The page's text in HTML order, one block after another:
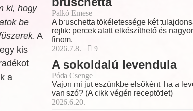
ki, hogy
be
A
kis
a
Palkó Emese
A bruschetta tökéletessége két
rejlik: percek alatt elkészíthető és
finom.
2026.7.8.
9
A sokoldalú levendula
Póda Csenge
Vajon mi jut eszünkbe elsőként, ha a
van szó? (A cikk végén receptötlet)
2026.6.20.